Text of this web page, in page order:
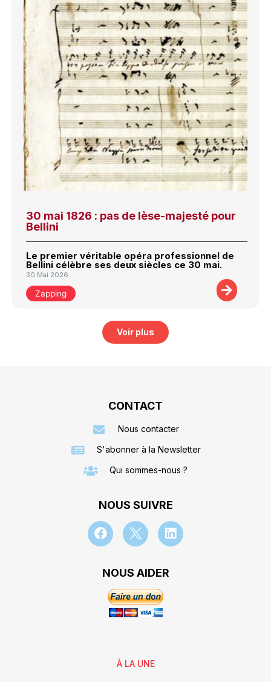
30 mai 1826 : pas de lèse-majesté pour
Bellini
Le premier véritable opéra professionnel de
Bellini célèbre ses deux siècles ce 30 mai.
30 Mai 2026
Zapping
Voir plus
CONTACT
Nous contacter
S'abonner à la Newsletter
Qui sommes-nous ?
NOUS SUIVRE
NOUS AIDER
À LA UNE